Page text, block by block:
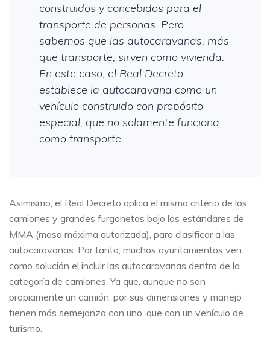
construidos y concebidos para el
transporte de personas. Pero
sabemos que las autocaravanas, más
que transporte, sirven como vivienda.
En este caso, el Real Decreto
establece la autocaravana como un
vehículo construido con propósito
especial, que no solamente funciona
como transporte.
Asimismo, el Real Decreto aplica el mismo criterio de los
camiones y grandes furgonetas bajo los estándares de
MMA (masa máxima autorizada), para clasificar a las
autocaravanas. Por tanto, muchos ayuntamientos ven
como solución el incluir las autocaravanas dentro de la
categoría de camiones. Ya que, aunque no son
propiamente un camión, por sus dimensiones y manejo
tienen más semejanza con uno, que con un vehículo de
turismo.